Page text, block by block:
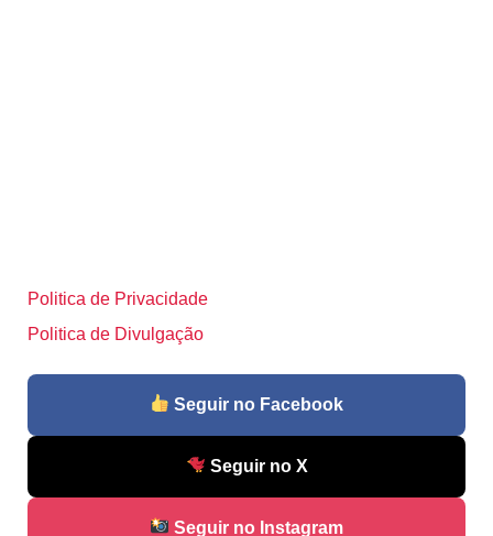
Politica de Privacidade
Politica de Divulgação
Seguir no Facebook
Seguir no X
Seguir no Instagram